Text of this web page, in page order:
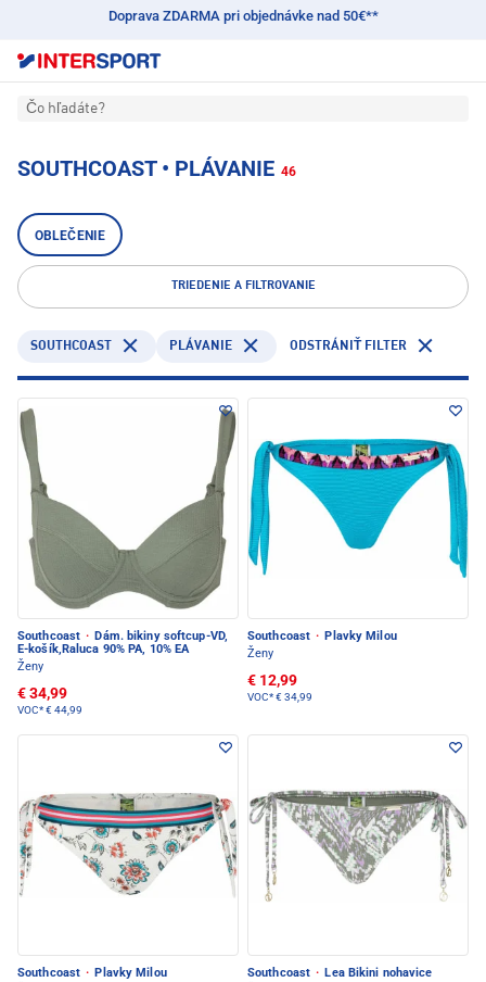
Doprava ZDARMA pri objednávke nad 50€**
Čo hľadáte?
SOUTHCOAST • PLÁVANIE 46
OBLEČENIE
TRIEDENIE A FILTROVANIE
SOUTHCOAST PLÁVANIE ODSTRÁNIŤ FILTER
Southcoast · Dám. bikiny softcup-VD,
E-košík,Raluca 90% PA, 10% EA
Ženy
€ 34,99
VOC*€ 44,99
Southcoast · Plavky Milou
Ženy
€ 12,99
VOC*€ 34,99
Southcoast · Plavky Milou
Southcoast · Lea Bikini nohavice